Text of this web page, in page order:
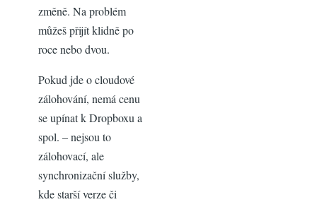
změně. Na problém
můžeš přijít klidně po
roce nebo dvou.
Pokud jde o cloudové
zálohování, nemá cenu
se upínat k Dropboxu a
spol. – nejsou to
zálohovací, ale
synchronizační služby,
kde starší verze či